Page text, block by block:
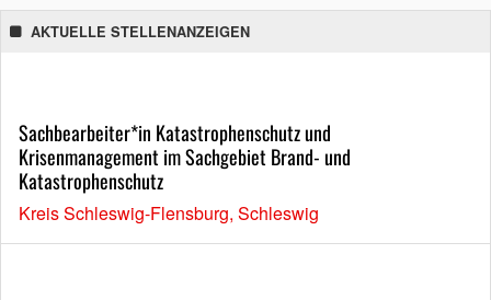
AKTUELLE STELLENANZEIGEN
Sachbearbeiter*in Katastrophenschutz und
Krisenmanagement im Sachgebiet Brand- und
Katastrophenschutz
Kreis Schleswig-Flensburg, Schleswig